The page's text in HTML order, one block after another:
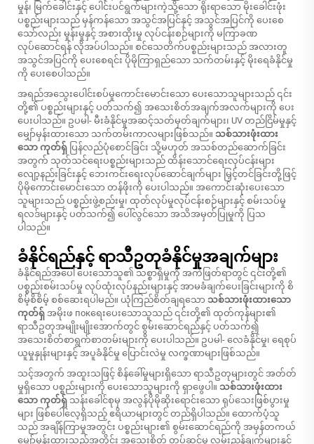
မှုန်၊ မြက်ခေါင်းနှင့် ပေါင်းပင်ရွက်များကဲ့သို့သော ရိုးရာသော မိုးခေါင်းဖုံး
ပစ္စည်းများသည် မှန်ကန်သော အသွင်အပြင်နှင့် အသွင်အပြင်ကို ပေးစေ
သော်လည်း မှုန်းမှုနှင့် အစားထိုးမှု လုပ်ငန်းစဉ်များကို မကြာခဏ
လုပ်ဆောင်ရန် လိုအပ်ပါသည်။ စင်သေတိက်ပစ္စည်းများသည် အလားတူ
အသွင်အပြင်ကို ပေးစေရင်း ပိုမိုကြာရှည်သော သက်တမ်းနှင့် မိုးရေခံနိုင်မှု
ကို ပေးစေပါသည်။
အရည်အသွေးပေါင်းစပ်မှုကောင်းမောင်းသော ပေးသောသူများသည် ၎င်း
တို့၏ ပစ္စည်းများနှင့် ပတ်သက်၍ အသေးစိတ်အချက်အလက်များကို ပေး
ပေးပါသည်။ ဥပမါ- မီးခံနိုင်မှုအဆင့်သတ်မှတ်ချက်များ၊ UV တည်ငြိမ်မှုနှင့်
မျှော်မှန်းထားသော သက်တမ်းကာလများဖြစ်သည်။ သစ်သားဖုံးထား
သော ကုတ်ရှ် ပြန်လည်ပုံစောင်ခြင်း သို့မဟုတ် အသစ်တည်ဆောက်ခြင်း
အတွက် သုတ်သင်ရေးပစ္စည်းများသည် ထိန်းသောင်ရေးလုပ်ငန်းများ
လျော့နည်းခြင်းနှင့် ဘေးကင်းရေးလုပ်ဆောင်ချက်များ မြှင့်တင်ခြင်းတို့ဖြင့်
ပိုမိုကောင်းမောင်းသော တန်ဖိုးကို ပေးပါသည်။ အကောင်းဆုံးပေးသော
သူများသည် ပစ္စည်းဖွဲ့စည်းမှု၊ ထုတ်လုပ်မှုလုပ်ငန်းစဉ်များနှင့် စမ်းသပ်မှု
ရလဒ်များနှင့် ပတ်သက်၍ ပေါ်လွင်သော အသိအမှတ်ပြုမှုကို ပြသ
ပါသည်။
ခံနိုင်ရည်နှင့် ရာသီဥတုခံနိုင်မှုအချက်များ
ခံနိုင်ရည်အပေါ် ပေးသောသူ၏ သစ္စာရှိမှုကို အကဲဖြတ်ရာတွင် ၎င်းတို့၏
ပစ္စည်းစမ်းသပ်မှု လုပ်ထုံးလုပ်နည်းများနှင့် အာမခံချက်ပေးခြင်းများကို စိ
စိမ့်စိစိမ့် စစ်ဆေးရပါမည်။ ယုံကြည်စိတ်ချရသော သစ်သားဖုံးထားသော
ကုတ်ရှ် အမိုးဖ покရေးပေးသောသူသည် ၎င်းတို့၏ ထုတ်ကုန်များ၏
ရာသီဥတုအမျိုးမျိုးအောက်တွင် စွမ်းဆောင်ရည်နှင့် ပတ်သက်၍
အသေးစိတ်စာရွက်စာတမ်းများကို ပေးပါသည်။ ဥပမါ- လေခံနိုင်မှု၊ ရေစုပ်
ယူမှုနှုန်းများနှင့် အပူခံနိုင်မှု ပြောင်းလဲမှု လက္ခဏာများဖြစ်သည်။
သင့်အတွက် အထူးသဖြင့် စိန်ခေါ်မှုများရှိသော ရာသီဥတုများတွင် အတ်တ်
မှုရှိသော ပစ္စည်းများကို ပေးသောသူများကို ရှာဖွေပါ။ သစ်သားဖုံးထား
သော ကုတ်ရှ် သန်းခေါင်စုမှ အလွန်ပိုမိုဆိုးရောင်းသော ရုပ်သေးဖြစ်ပွားမှု
များ ဖြစ်ပေါ်လေ့ရှိသည့် ဧရိယာများတွင် တည်ရှိပါသည်။ ထောက်ပံ့သူ
သည် အချိန်ကြာမှုအတွင်း ပစ္စည်းများ၏ စွမ်းဆောင်ရည်ကို အမှန်တကယ်
မျှော်မှန်းထားသည့်အတိုင်း အသေးစိတ် တပ်ဆင်မှု လမ်းညွှန်ချက်များနှင့်